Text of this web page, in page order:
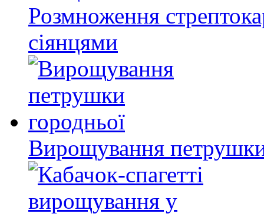
Розмноження
сіянцями
Вирощування